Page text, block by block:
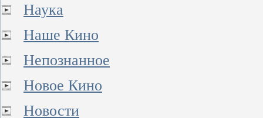
Наука
Наше Кино
Непознанное
Новое Кино
Новости